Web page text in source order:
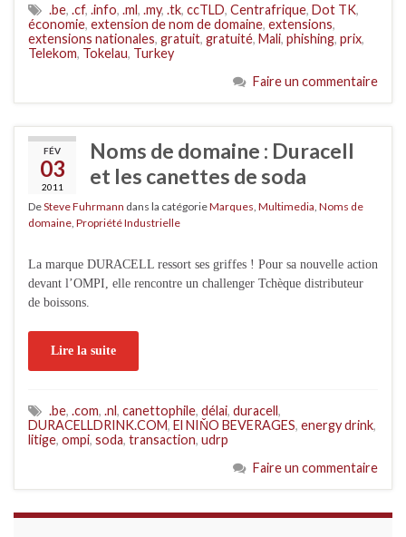
.be, .cf, .info, .ml, .my, .tk, ccTLD, Centrafrique, Dot TK,
économie, extension de nom de domaine, extensions,
extensions nationales, gratuit, gratuité, Mali, phishing, prix,
Telekom, Tokelau, Turkey
Faire un commentaire
FÉV
03
2011
Noms de domaine : Duracell
et les canettes de soda
DeSteve Fuhrmann dans la catégorieMarques Multimedia Noms de
domaine Propriété Industrielle
La marque DURACELL ressort ses griffes ! Pour sa nouvelle action
devant l’OMPI, elle rencontre un challenger Tchèque distributeur
de boissons.
Lire la suite
.be, .com, .nl, canettophile, délai, duracell,
DURACELLDRINK.COM, El NIŇO BEVERAGES, energy drink,
litige, ompi, soda, transaction, udrp
Faire un commentaire